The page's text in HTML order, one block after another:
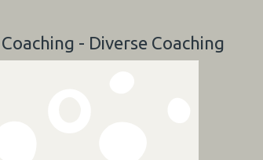
- Diverse Coaching